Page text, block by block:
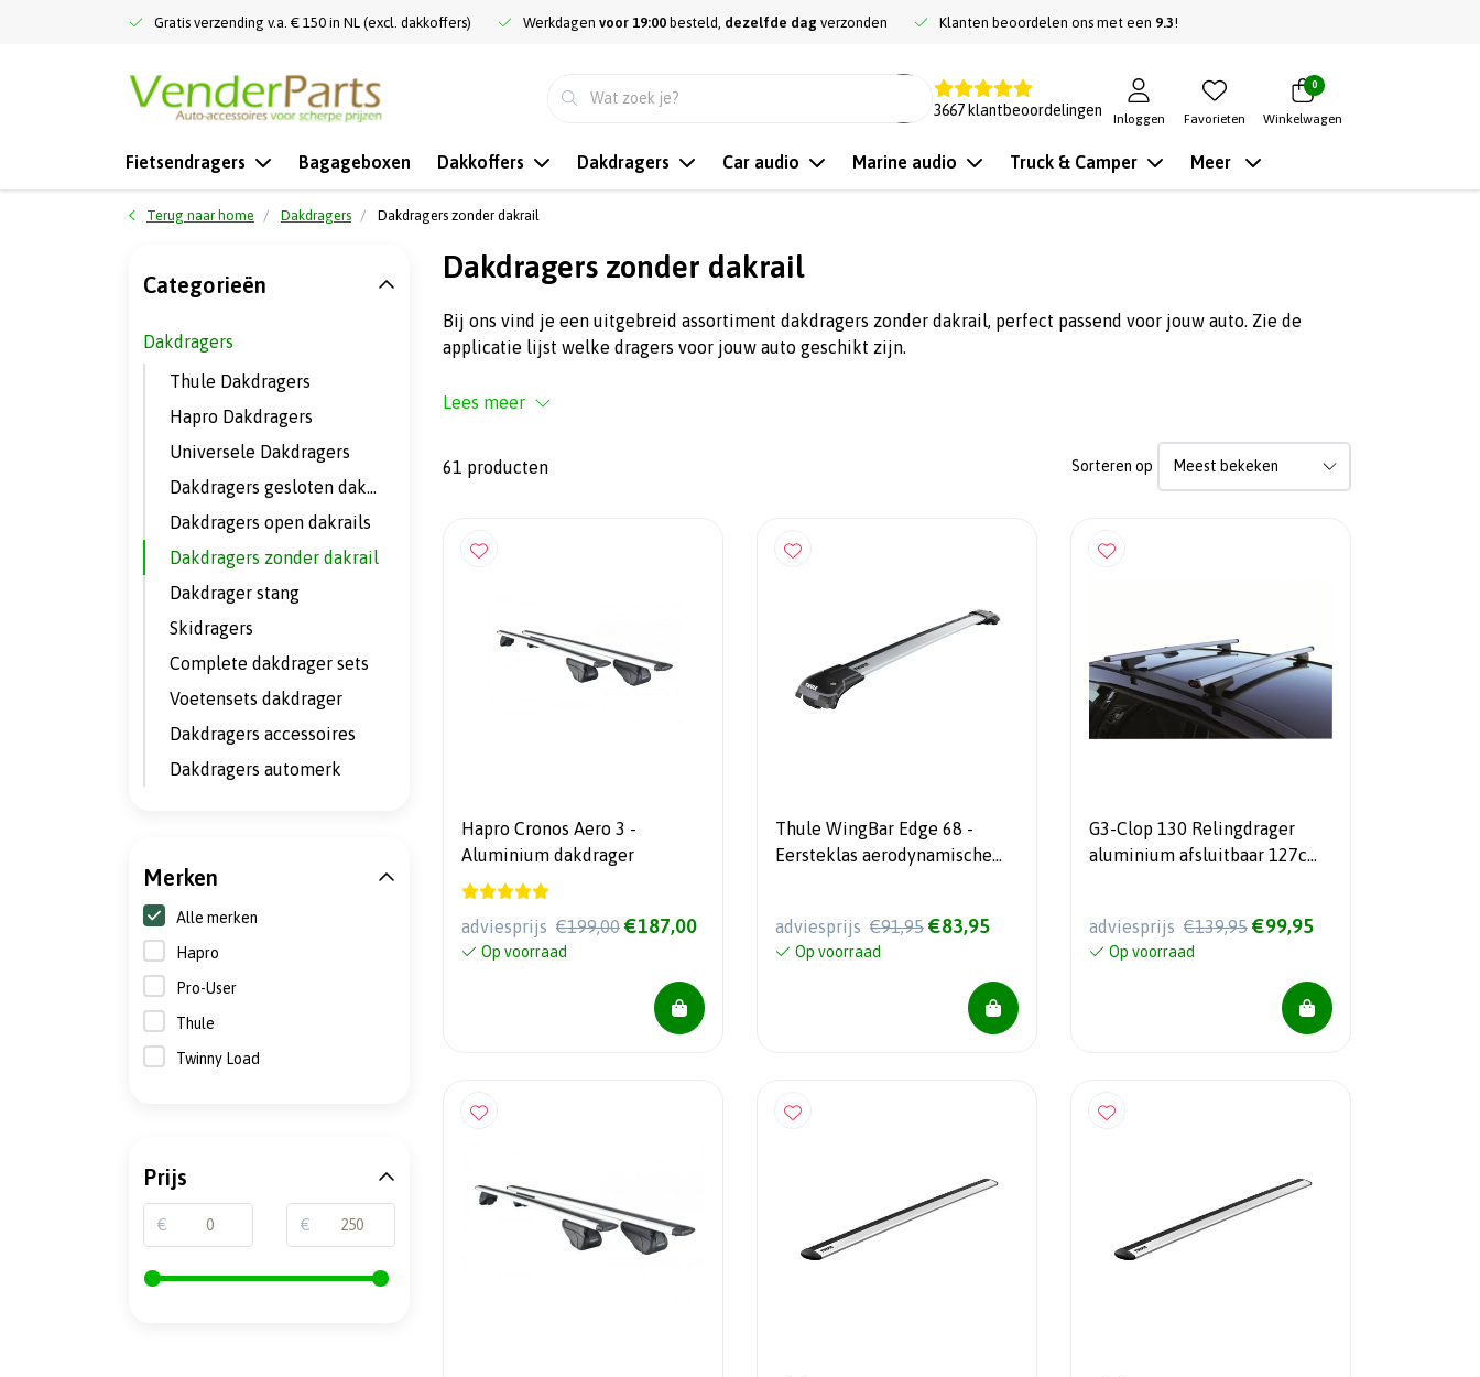
Gratis verzending v.a. € 150 in NL (excl. dakkoffers) Werkdagen voor 19:00 besteld, dezelfde dag verzonden Klanten beoordelen ons met een 9.3!
3667 klantbeoordelingen
Inloggen Favorieten
0
Winkelwagen
Fietsendragers Bagageboxen Dakkoffers Dakdragers Car audio Marine audio Truck & Camper Meer
Terug naar home Dakdragers Dakdragers zonder dakrail
Dakdragers zonder dakrail
Bij ons vind je een uitgebreid assortiment dakdragers zonder dakrail, perfect passend voor jouw auto. Zie de
applicatie lijst welke dragers voor jouw auto geschikt zijn.
Lees meer
61 producten Sorteren op
Hapro Cronos Aero 3 -
Aluminium dakdrager
adviesprijs €199,00 €187,00
Op voorraad
Thule WingBar Edge 68 -
Eersteklas aerodynamische
adviesprijs €91,95 €83,95
Op voorraad
G3-Clop 130 Relingdrager
aluminium afsluitbaar 127cm
adviesprijs €139,95 €99,95
Op voorraad
Categorieën
Dakdragers
Thule Dakdragers
Hapro Dakdragers
Universele Dakdragers
Dakdragers gesloten dakrail
Dakdragers open dakrails
Dakdragers zonder dakrail
Dakdrager stang
Skidragers
Complete dakdrager sets
Voetensets dakdrager
Dakdragers accessoires
Dakdragers automerk
Merken
Alle merken
Hapro
Pro-User
Thule
Twinny Load
Prijs
€ €